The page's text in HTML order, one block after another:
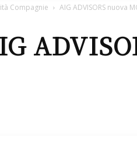
Compagnie AIG ADVISORS nuova